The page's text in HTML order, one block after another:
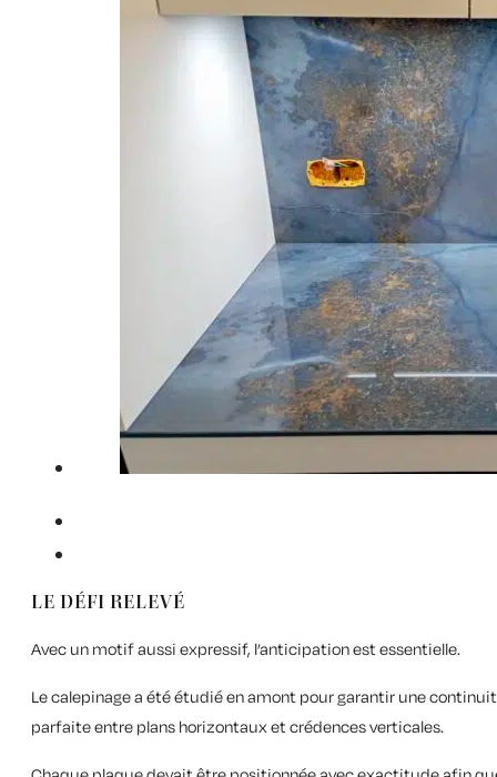
LE DÉFI RELEVÉ
Avec un motif aussi expressif, l’anticipation est essentielle.
Le calepinage a été étudié en amont pour garantir une
parfaite entre plans horizontaux et crédences verticales.